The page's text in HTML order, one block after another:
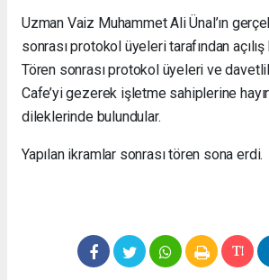
Uzman Vaiz Muhammet Ali Ünal’ın
sonrası protokol üyeleri tarafından
Tören sonrası protokol üyeleri ve
Cafe’yi gezerek işletme sahiplerine
dileklerinde bulundular.
Yapılan ikramlar sonrası tören sona erdi.